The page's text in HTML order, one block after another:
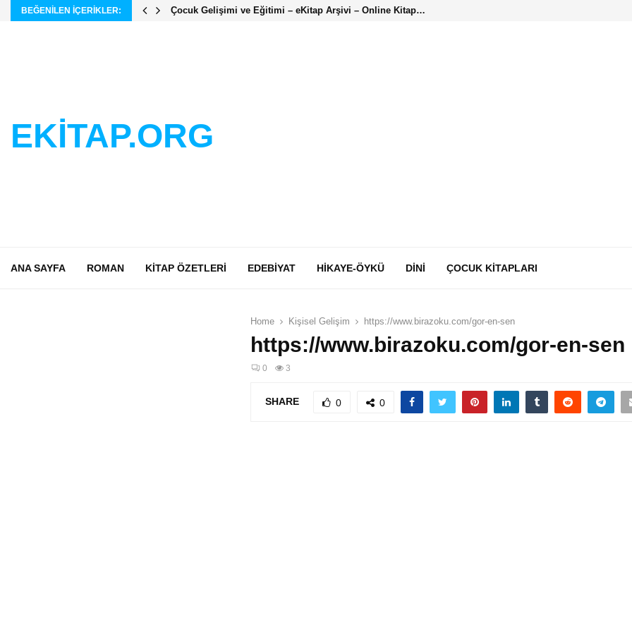
BEĞENILEN IÇERIKLER: Çocuk Gelişimi ve Eğitimi – eKitap Arşivi – Online Kitap…
EKİTAP.ORG
ANA SAYFA ROMAN KITAP ÖZETLERI EDEBIYAT HIKAYE-ÖYKÜ DINI ÇOCUK KITAPLARI
Home Kişisel Gelişim https://www.birazoku.com/gor-en-sen
https://www.birazoku.com/gor-en-sen
0 3
SHARE 0 0